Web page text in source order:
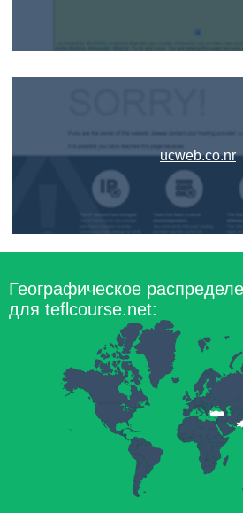
ucweb.co.nr
Географическое
для teflcourse.net: